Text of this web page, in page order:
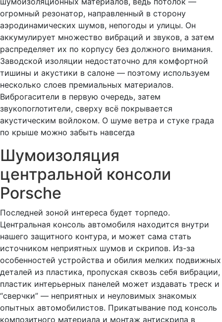
огромный резонатор, направленный в сторону
аэродинамических шумов, непогоды и улицы. Он
аккумулирует множество вибраций и звуков, а затем
распределяет их по корпусу без должного внимания.
Заводской изоляции недостаточно для комфортной
тишины и акустики в салоне — поэтому используем
несколько слоев премиальных материалов.
Виброгасители в первую очередь, затем
звукопоглотители, сверху всё покрывается
акустическим войлоком. О шуме ветра и стуке града
по крыше можно забыть навсегда
Шумоизоляция
центральной консоли
Porsche
Последней зоной интереса будет торпедо.
Центральная консоль автомобиля находится внутри
нашего защитного контура, и может сама стать
источником неприятных шумов и скрипов. Из-за
особенностей устройства и обилия мелких подвижных
деталей из пластика, пропуская сквозь себя вибрации,
пластик интерьерных панелей может издавать треск и
“сверчки” — неприятных и неуловимых знакомых
опытных автомобилистов. Прикатывание под консоль
композитного материала и монтаж антискрипа в